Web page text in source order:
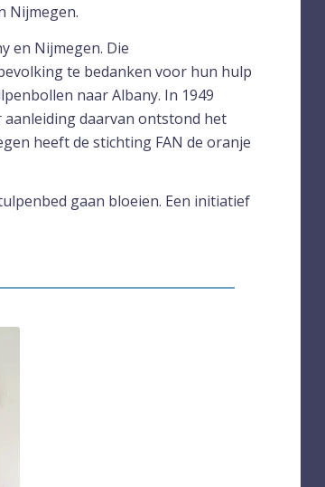
Nijmegen.
en Nijmegen. Die
te bedanken voor hun hulp
naar Albany. In 1949
daarvan ontstond het
heeft de stichting FAN de oranje
gaan bloeien. Een initiatief